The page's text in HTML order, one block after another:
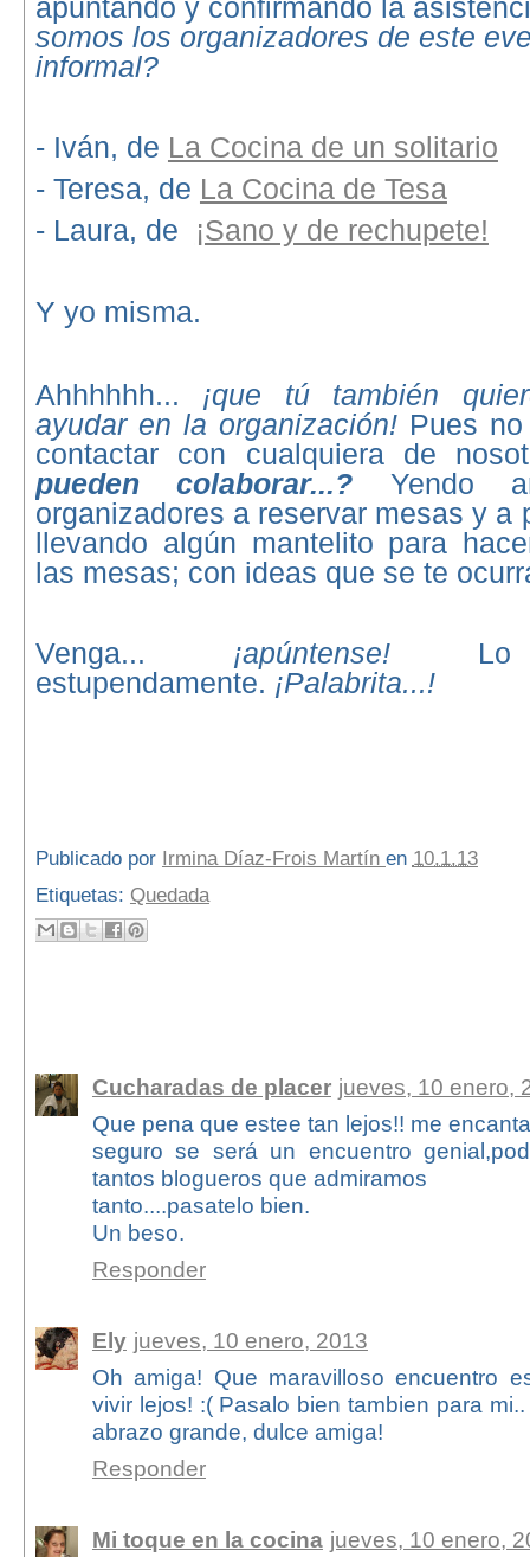
somos los organizadores de este
informal?
- Iván, de La Cocina de un solitario
- Teresa, de La Cocina de Tesa
- Laura, de
¡Sano y de rechupete!
Y yo misma.
Ahhhhhh...
¡que tú también
ayudar en la organización! Pues
contactar con cualquiera de
pueden colaborar...?
Yendo
organizadores a reservar mesas y a
llevando algún mantelito para
las mesas; con ideas que se te
Venga... ¡apúntense!
estupendamente. ¡Palabrita...!
Publicado por Irmina Díaz-Frois Martín en 10.1.13
Etiquetas: Quedada
Cucharadas de placer jueves, 10 enero,
Que pena que estee tan lejos!! me
seguro se será un encuentro
tantos blogueros que admiramos
tanto....pasatelo bien.
Un beso.
Responder
Ely jueves, 10 enero, 2013
Oh amiga! Que maravilloso encuentro
vivir lejos! :( Pasalo bien tambien para
abrazo grande, dulce amiga!
Responder
Mi toque en la cocina jueves, 10 enero,